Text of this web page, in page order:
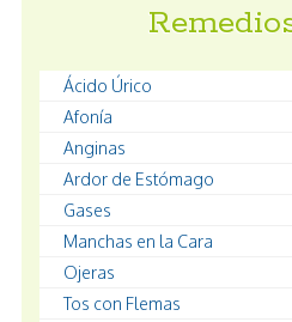
Ácido Úrico
Afonía
Anginas
Ardor de Estómago
Gases
Manchas en la Cara
Ojeras
Tos con Flemas